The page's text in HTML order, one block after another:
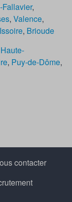
,
, Valence,
Issoire, Brioude
Haute-
, Puy-de-Dôme,
contacter